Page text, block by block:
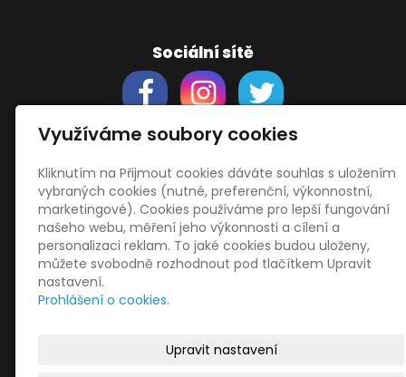
Sociální sítě
Support
Obchodní podmínky
Zásady zpracování osobních údajů
Obrázky použityvecteezy.com
adepositphotos.com
OneDrive
HopToDesk
Využíváme soubory cookies
Kliknutím na Přijmout cookies dáváte souhlas s uložením
vybraných cookies (nutné, preferenční, výkonnostní,
marketingové). Cookies používáme pro lepší fungování
našeho webu, měření jeho výkonnosti a cílení a
personalizaci reklam. To jaké cookies budou uloženy,
můžete svobodně rozhodnout pod tlačítkem Upravit
nastavení.
Prohlášení o cookies.
Upravit nastavení